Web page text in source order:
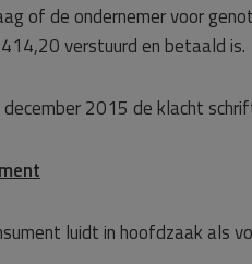
of de ondernemer voor
verstuurd en betaald is.
2015 de klacht
luidt in hoofdzaak als